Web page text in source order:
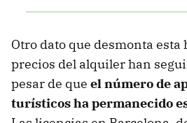
Otro dato que desmonta esta
precios del alquiler han
pesar de que el número de
turísticos ha permanecido